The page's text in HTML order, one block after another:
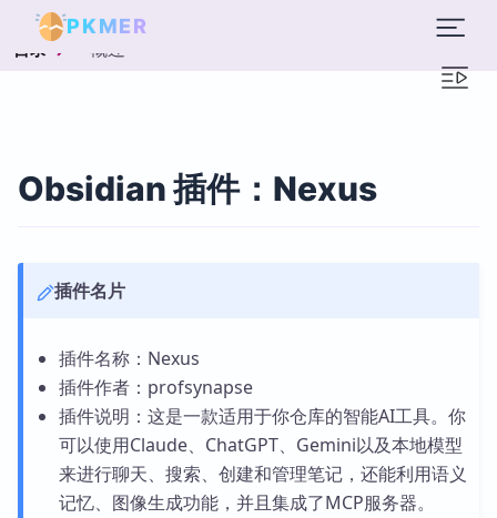
PKMER
目录 概述
Obsidian 插件：Nexus
插件名片
插件名称：Nexus
插件作者：profsynapse
插件说明：这是一款适用于你仓库的智能AI工具。你
可以使用Claude、ChatGPT、Gemini以及本地模型
来进行聊天、搜索、创建和管理笔记，还能利用语义
记忆、图像生成功能，并且集成了MCP服务器。